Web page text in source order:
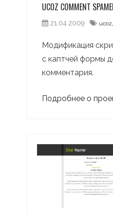
UCOZ COMMENT
21.04.2009 ucoz
Модификация
с каптчей формы
комментария.
Подробнее о